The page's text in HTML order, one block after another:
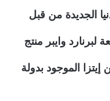
الدنيا الجديدة من قبل
لبرنارد وايبر منتج
الموجود بدولة